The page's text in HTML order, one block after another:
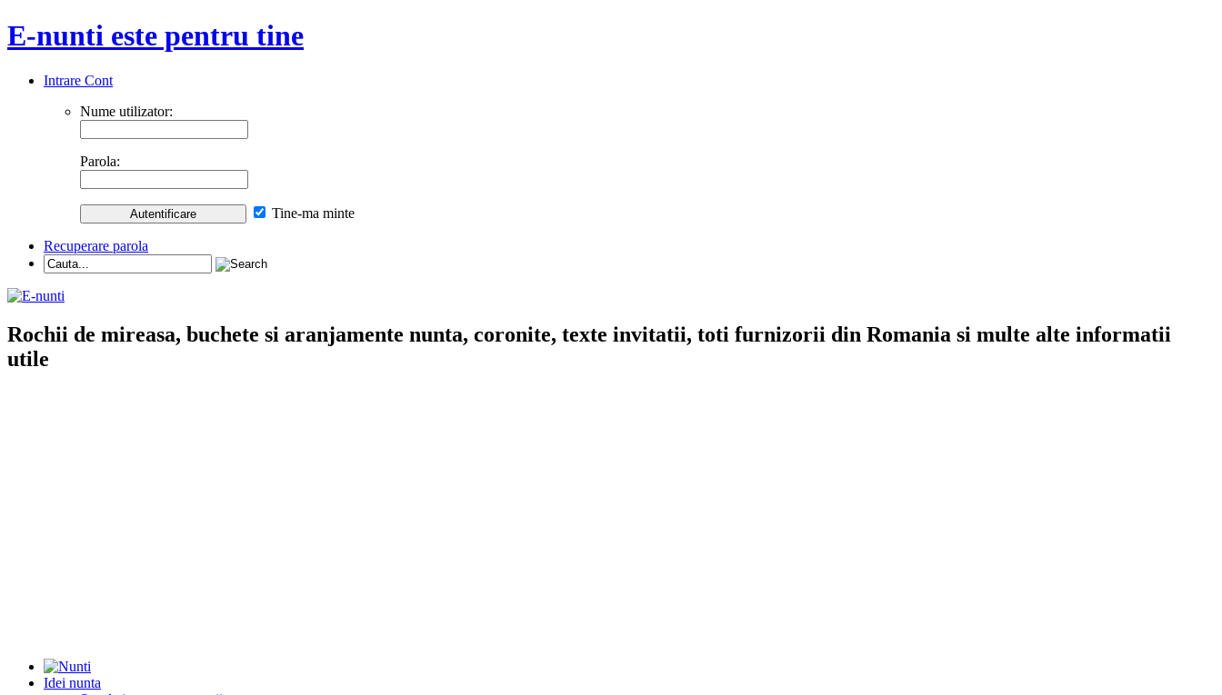
E-nunti este pentru tine
Intrare Cont
Nume utilizator:
Parola:
Tine-ma minte
Recuperare parola
Rochii de mireasa, buchete si aranjamente nunta, coronite, texte invitatii, toti furnizorii din Romania si multe alte informatii
utile
Idei nunta